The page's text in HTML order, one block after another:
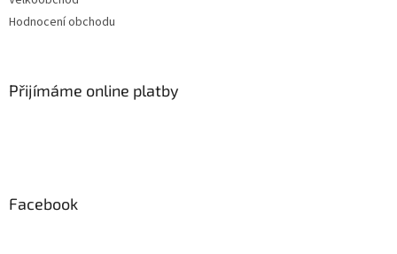
Hodnocení obchodu
Přijímáme online platby
Facebook